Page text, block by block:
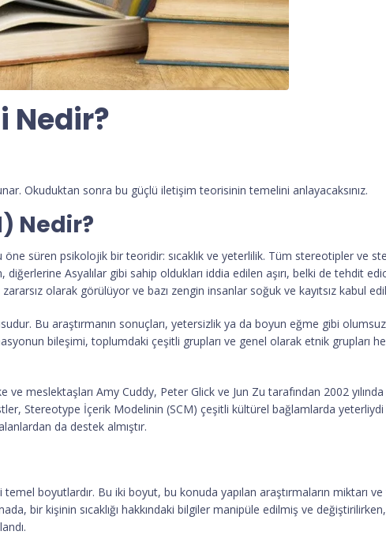
Nedir?
Okuduktan sonra bu güçlü iletişim teorisinin temelini anlayacaksınız.
Nedir?
süren psikolojik bir teoridir: sıcaklık ve yeterlilik. Tüm stereotipler ve
Asyalılar gibi sahip oldukları iddia edilen aşırı, belki de tehdit
olarak görülüyor ve bazı zengin insanlar soğuk ve kayıtsız kabul
Bu araştırmanın sonuçları, yetersizlik ya da boyun eğme gibi
bileşimi, toplumdaki çeşitli grupları ve genel olarak etnik grupları
meslektaşları Amy Cuddy, Peter Glick ve Jun Zu tarafından 2002
Stereotype İçerik Modelinin (SCM) çeşitli kültürel bağlamlarda yeterliydi
da destek almıştır.
boyutlardır. Bu iki boyut, bu konuda yapılan araştırmaların miktarı ve
bir kişinin sıcaklığı hakkındaki bilgiler manipüle edilmiş ve